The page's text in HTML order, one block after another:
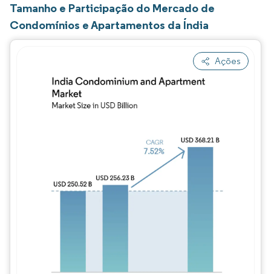
Tamanho e Participação do Mercado de
Condomínios e Apartamentos da Índia
Ações